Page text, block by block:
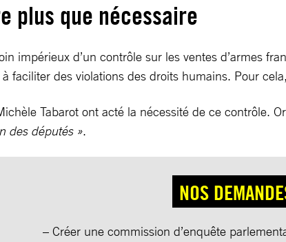
plus que nécessaire
impérieux d’un contrôle sur les ventes d’armes
faciliter des violations des droits humains. Pour
Tabarot ont acté la nécessité de ce contrôle.
des députés ».
NOS
– Créer une commission d’enquête